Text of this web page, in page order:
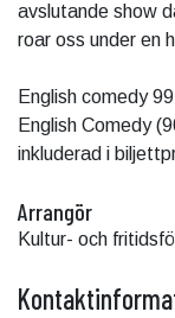
avslutande show
roar oss under en
English comedy
English Comedy
inkluderad i
Arrangör
Kultur- och